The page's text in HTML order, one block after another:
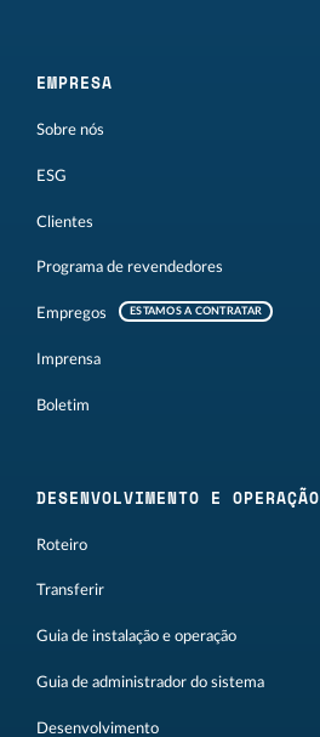
EMPRESA
Sobre nós
ESG
Clientes
Programa de revendedores
Empregos ESTAMOS A CONTRATAR
Imprensa
Boletim
DESENVOLVIMENTO E OPERAÇÃO
Roteiro
Transferir
Guia de instalação e operação
Guia de administrador do sistema
Desenvolvimento